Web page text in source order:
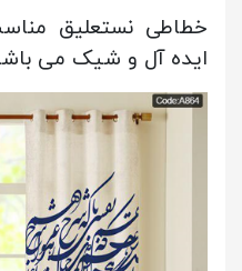
خطاطی نستعلیق
ایده آل و شیک می